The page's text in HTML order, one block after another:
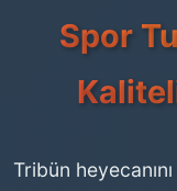
Spor
Tribün